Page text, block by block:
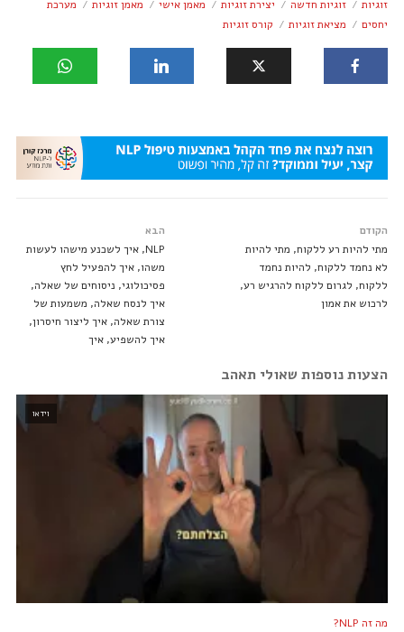
זוגיות
זוגיות חדשה יצירת זוגיות מאמן אישי מאמן זוגיות
מערכת
יחסים
מציאת זוגיות קורס זוגיות
הקודם
מתי להיות רע ללקוח, מתי להיות
לא נחמד ללקוח, להיות נחמד
ללקוח, לגרום ללקוח להרגיש רע,
לרכוש את אמון
הבא
NLP, איך לשכנע מישהו לעשות
משהו, איך להפעיל לחץ
פסיכולוגי, ניסוחים של שאלה,
איך לנסח שאלה, משמעות של
צורת שאלה, איך ליצור חיסרון,
איך להשפיע, איך
הצעות נוספות שאולי תאהב
וידאו
מה זה NLP?